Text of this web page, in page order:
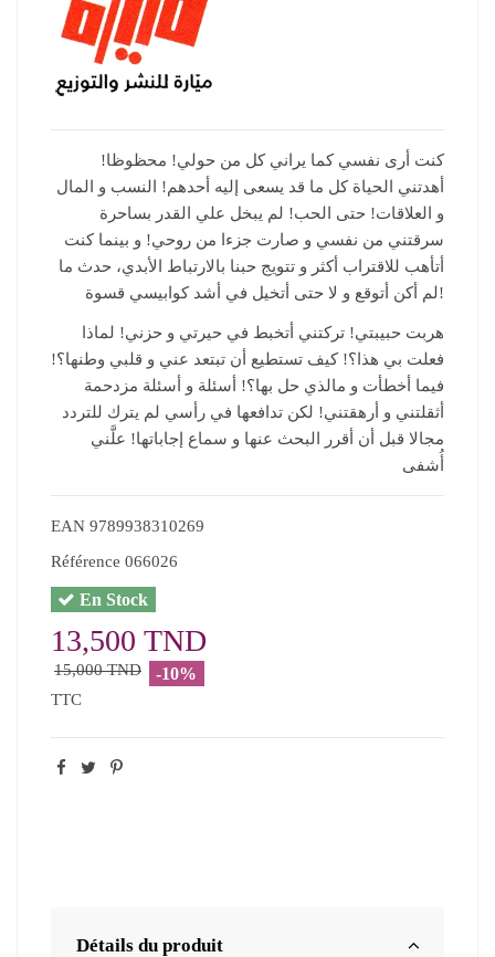
كنت أرى نفسي كما يراني كل من حولي! محظوظا!
أهدتني الحياة كل ما قد يسعى إليه أحدهم! النسب و المال
و العلاقات! حتى الحب! لم يبخل علي القدر بساحرة
سرقتني من نفسي و صارت جزءا من روحي! و بينما كنت
أتأهب للاقتراب أكثر و تتويج حبنا بالارتباط الأبدي، حدث ما
لم أكن أتوقع و لا حتى أتخيل في أشد كوابيسي قسوة!
هربت حبيبتي! تركتني أتخبط في حيرتي و حزني! لماذا
فعلت بي هذا؟! كيف تستطيع أن تبتعد عني و قلبي وطنها؟!
فيما أخطأت و مالذي حل بها؟! أسئلة و أسئلة مزدحمة
أثقلتني و أرهقتني! لكن تدافعها في رأسي لم يترك للتردد
مجالا قبل أن أقرر البحث عنها و سماع إجاباتها! علَّني
أُشفى
EAN 9789938310269
Référence 066026
En Stock
13,500 TND
15,000 TND -10%
TTC
Détails du produit